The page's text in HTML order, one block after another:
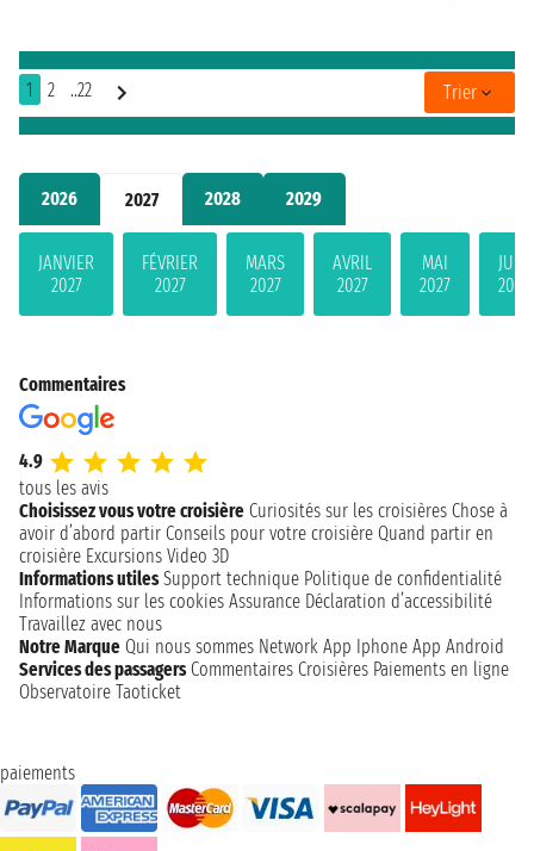
2026 2027 2028 2029
JANVIER
2027
FÉVRIER
2027
MARS
2027
AVRIL
2027
MAI
2027
JUIN
2027
1 2 ..22 Trier
Commentaires
4.9
tous les avis
Choisissez vous votre croisière Curiosités sur les croisières Chose à
avoir d’abord partir Conseils pour votre croisière Quand partir en
croisière Excursions Video 3D
Informations utiles Support technique Politique de confidentialité
Informations sur les cookies Assurance Déclaration d’accessibilité
Travaillez avec nous
Notre Marque Qui nous sommes Network App Iphone App Android
Services des passagers Commentaires Croisières Paiements en ligne
Observatoire Taoticket
paiements